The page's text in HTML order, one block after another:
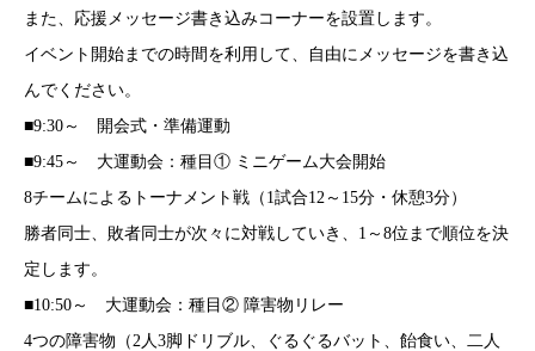
また、応援メッセージ書き込みコーナーを設置します。
イベント開始までの時間を利用して、自由にメッセージを書き込
んでください。
■9:30～ 開会式・準備運動
■9:45～ 大運動会：種目① ミニゲーム大会開始
8チームによるトーナメント戦（1試合12～15分・休憩3分）
勝者同士、敗者同士が次々に対戦していき、1～8位まで順位を決
定します。
■10:50～ 大運動会：種目② 障害物リレー
4つの障害物（2人3脚ドリブル、ぐるぐるバット、飴食い、二人